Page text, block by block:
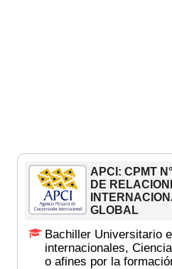
APCI: CPMT
DE
GLOBAL
Bachiller Universitario
internacionales,
o afines por la